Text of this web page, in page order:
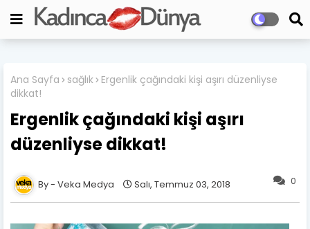
Ana Sayfa sağlık Ergenlik çağındaki kişi aşırı düzenliyse
dikkat!
Ergenlik çağındaki kişi aşırı
düzenliyse dikkat!
0
Veka Medya Salı, Temmuz 03, 2018